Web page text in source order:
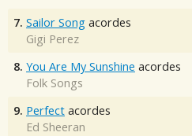
7. Sailor Song acordes
Gigi Perez
8. You Are My Sunshine acordes
Folk Songs
9. Perfect acordes
Ed Sheeran